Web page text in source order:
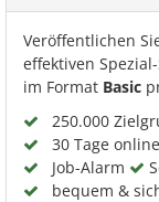
Veröffentlichen
effektiven
im Format Basic
250.000
30 Tage
Job-Alarm
bequem &